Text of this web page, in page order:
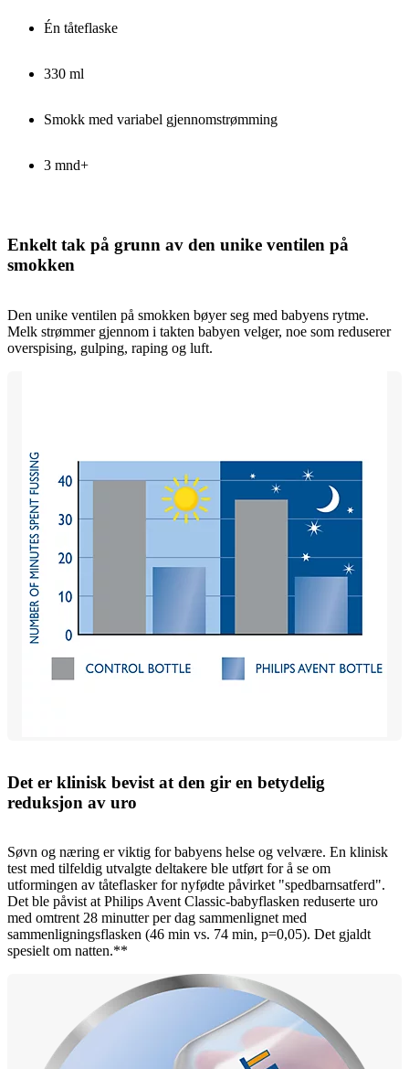
Én tåteflaske
330 ml
Smokk med variabel gjennomstrømming
3 mnd+
Enkelt tak på grunn av den unike ventilen på
smokken
Den unike ventilen på smokken bøyer seg med babyens rytme.
Melk strømmer gjennom i takten babyen velger, noe som reduserer
overspising, gulping, raping og luft.
Det er klinisk bevist at den gir en betydelig
reduksjon av uro
Søvn og næring er viktig for babyens helse og velvære. En klinisk
test med tilfeldig utvalgte deltakere ble utført for å se om
utformingen av tåteflasker for nyfødte påvirket "spedbarnsatferd".
Det ble påvist at Philips Avent Classic-babyflasken reduserte uro
med omtrent 28 minutter per dag sammenlignet med
sammenligningsflasken (46 min vs. 74 min, p=0,05). Det gjaldt
spesielt om natten.**